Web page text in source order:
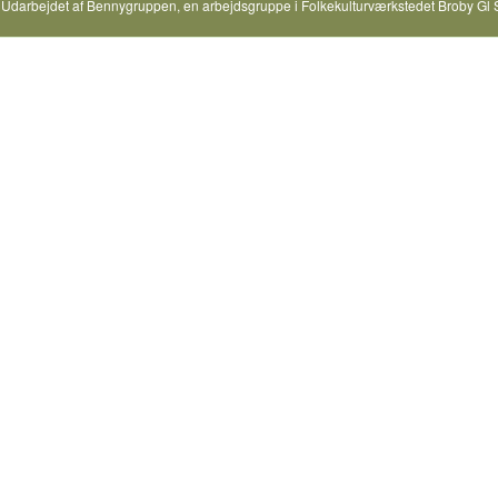
Udarbejdet af Bennygruppen, en arbejdsgruppe i Folkekulturværkstedet Broby Gl